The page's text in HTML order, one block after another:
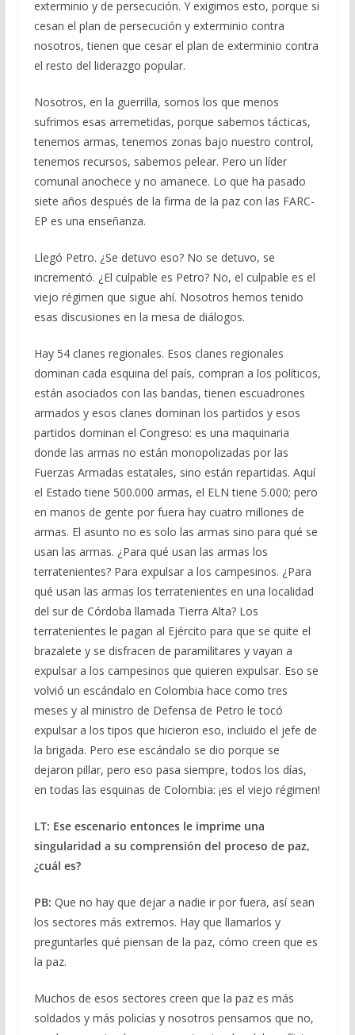
exterminio y de persecución. Y exigimos esto, porque si
cesan el plan de persecución y exterminio contra
nosotros, tienen que cesar el plan de exterminio contra
el resto del liderazgo popular.
Nosotros, en la guerrilla, somos los que menos
sufrimos esas arremetidas, porque sabemos tácticas,
tenemos armas, tenemos zonas bajo nuestro control,
tenemos recursos, sabemos pelear. Pero un líder
comunal anochece y no amanece. Lo que ha pasado
siete años después de la firma de la paz con las FARC-
EP es una enseñanza.
Llegó Petro. ¿Se detuvo eso? No se detuvo, se
incrementó. ¿El culpable es Petro? No, el culpable es el
viejo régimen que sigue ahí. Nosotros hemos tenido
esas discusiones en la mesa de diálogos.
Hay 54 clanes regionales. Esos clanes regionales
dominan cada esquina del país, compran a los políticos,
están asociados con las bandas, tienen escuadrones
armados y esos clanes dominan los partidos y esos
partidos dominan el Congreso: es una maquinaria
donde las armas no están monopolizadas por las
Fuerzas Armadas estatales, sino están repartidas. Aquí
el Estado tiene 500.000 armas, el ELN tiene 5.000; pero
en manos de gente por fuera hay cuatro millones de
armas. El asunto no es solo las armas sino para qué se
usan las armas. ¿Para qué usan las armas los
terratenientes? Para expulsar a los campesinos. ¿Para
qué usan las armas los terratenientes en una localidad
del sur de Córdoba llamada Tierra Alta? Los
terratenientes le pagan al Ejército para que se quite el
brazalete y se disfracen de paramilitares y vayan a
expulsar a los campesinos que quieren expulsar. Eso se
volvió un escándalo en Colombia hace como tres
meses y al ministro de Defensa de Petro le tocó
expulsar a los tipos que hicieron eso, incluido el jefe de
la brigada. Pero ese escándalo se dio porque se
dejaron pillar, pero eso pasa siempre, todos los días,
en todas las esquinas de Colombia: ¡es el viejo régimen!
LT: Ese escenario entonces le imprime una
singularidad a su comprensión del proceso de paz,
¿cuál es?
PB: Que no hay que dejar a nadie ir por fuera, así sean
los sectores más extremos. Hay que llamarlos y
preguntarles qué piensan de la paz, cómo creen que es
la paz.
Muchos de esos sectores creen que la paz es más
soldados y más policías y nosotros pensamos que no,